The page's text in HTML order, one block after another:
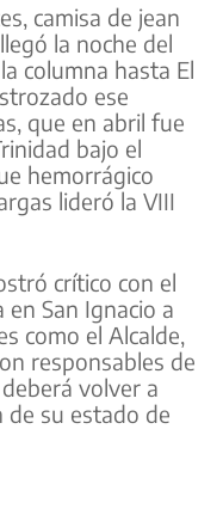
camisa de jean
la noche del
columna hasta El
ese
que en abril fue
bajo el
hemorrágico
lideró la VIII
crítico con el
San Ignacio a
como el Alcalde,
responsables de
volver a
de su estado de